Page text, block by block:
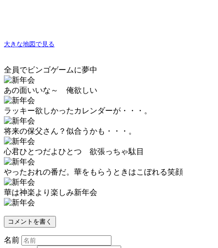
大きな地図で見る
全員でビンゴゲームに夢中
あの面いいな～ 俺欲しい
ラッキー欲しかったカレンダーが・・・。
将来の保父さん？似合うかも・・・。
心君ひとつだよひとつ 欲張っちゃ駄目
やったおれの番だ。華をもらうときはこぼれる笑顔
華は神楽より楽しみ新年会
コメントを書く
名前